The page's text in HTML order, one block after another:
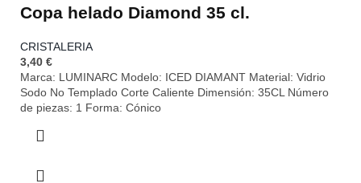
Copa helado Diamond 35 cl.
CRISTALERIA
3,40 €
Marca: LUMINARC Modelo: ICED DIAMANT Material: Vidrio
Sodo No Templado Corte Caliente Dimensión: 35CL Número
de piezas: 1 Forma: Cónico